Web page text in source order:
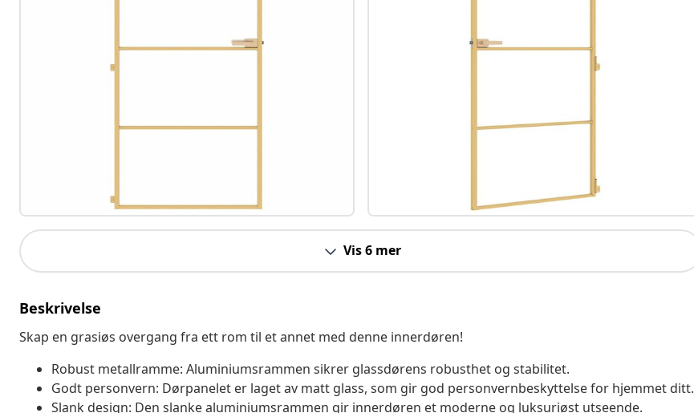
Vis 6 mer
Beskrivelse
Skap en grasiøs overgang fra ett rom til et annet med denne innerdøren!
Robust metallramme: Aluminiumsrammen sikrer glassdørens robusthet og stabilitet.
Godt personvern: Dørpanelet er laget av matt glass, som gir god personvernbeskyttelse for hjemmet ditt.
Slank design: Den slanke aluminiumsrammen gir innerdøren et moderne og luksuriøst utseende.